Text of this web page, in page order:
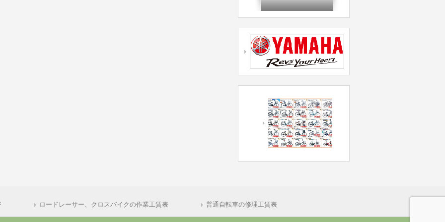
ロードレーサー、クロスバイクの作業工賃表 普通自転車の修理工賃表